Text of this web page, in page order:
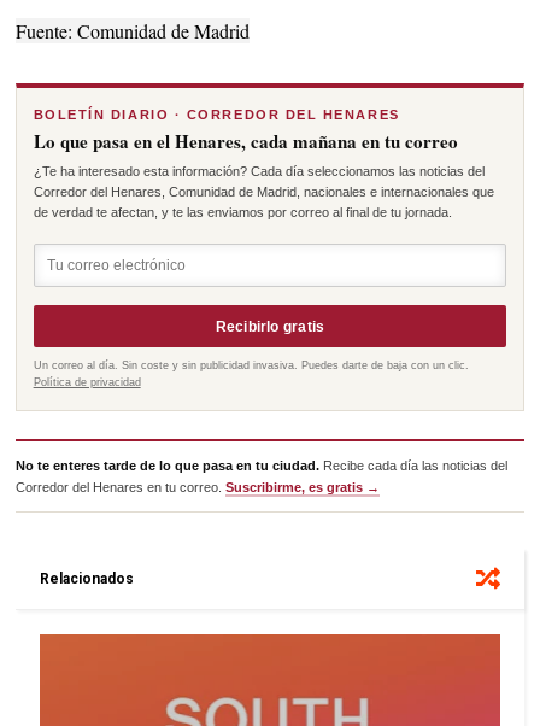
Fuente: Comunidad de Madrid
BOLETÍN DIARIO · CORREDOR DEL HENARES
Lo que pasa en el Henares, cada mañana en tu correo
¿Te ha interesado esta información? Cada día seleccionamos las noticias del
Corredor del Henares, Comunidad de Madrid, nacionales e internacionales que
de verdad te afectan, y te las enviamos por correo al final de tu jornada.
Recibirlo gratis
Un correo al día. Sin coste y sin publicidad invasiva. Puedes darte de baja con un clic.
Política de privacidad
No te enteres tarde de lo que pasa en tu ciudad. Recibe cada día las noticias del
Corredor del Henares en tu correo.Suscribirme, es gratis →
Relacionados